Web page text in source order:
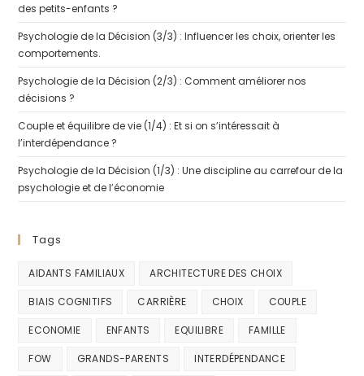
des petits-enfants ?
Psychologie de la Décision (3/3) : Influencer les choix, orienter les
comportements.
Psychologie de la Décision (2/3) : Comment améliorer nos
décisions ?
Couple et équilibre de vie (1/4) : Et si on s’intéressait à
l’interdépendance ?
Psychologie de la Décision (1/3) : Une discipline au carrefour de la
psychologie et de l’économie
Tags
AIDANTS FAMILIAUX ARCHITECTURE DES CHOIX
BIAIS COGNITIFS CARRIÈRE CHOIX COUPLE
ECONOMIE ENFANTS EQUILIBRE FAMILLE
FOW GRANDS-PARENTS INTERDÉPENDANCE